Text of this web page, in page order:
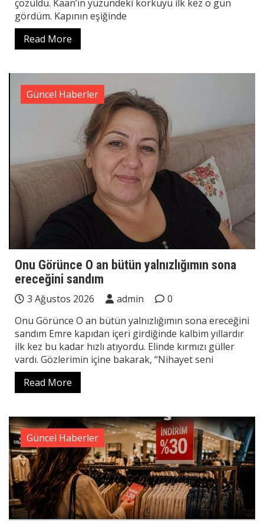
çözüldü. Kaan’ın yüzündeki korkuyu ilk kez o gün
gördüm. Kapının eşiğinde
Read More
Güncel Haberler
Onu Görünce O an bütün yalnızlığımın sona
ereceğini sandım
3 Ağustos 2026 admin
0
Onu Görünce O an bütün yalnızlığımın sona ereceğini
sandım Emre kapıdan içeri girdiğinde kalbim yıllardır
ilk kez bu kadar hızlı atıyordu. Elinde kırmızı güller
vardı. Gözlerimin içine bakarak, “Nihayet seni
Read More
Güncel Haberler